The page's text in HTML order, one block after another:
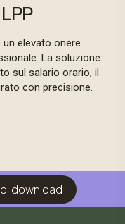
elevato onere
La soluzione:
sul salario orario, il
con precisione.
download